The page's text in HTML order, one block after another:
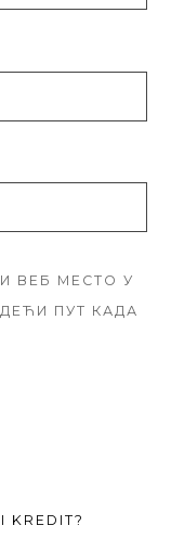
ВЕБ МЕСТО У
ПУТ КАДА
KREDIT?